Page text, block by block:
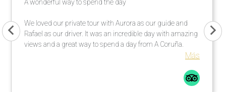
A wonderful way to spend the day
We loved our private tour with Aurora as our guide and
Rafael as our driver. It was an incredible day with amazing
views and a great way to spend a day from A Coruña.
Más